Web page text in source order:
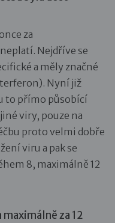
za
Nejdříve se
a měly značné
Nyní již
to přímo působící
viry, pouze na
proto velmi dobře
viru a pak se
8, maximálně 12
maximálně za 12